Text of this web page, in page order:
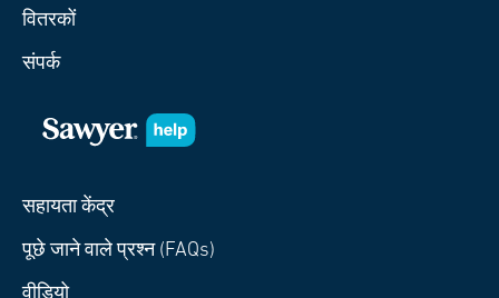
वितरकों
संपर्क
सहायता केंद्र
पूछे जाने वाले प्रश्न (FAQs)